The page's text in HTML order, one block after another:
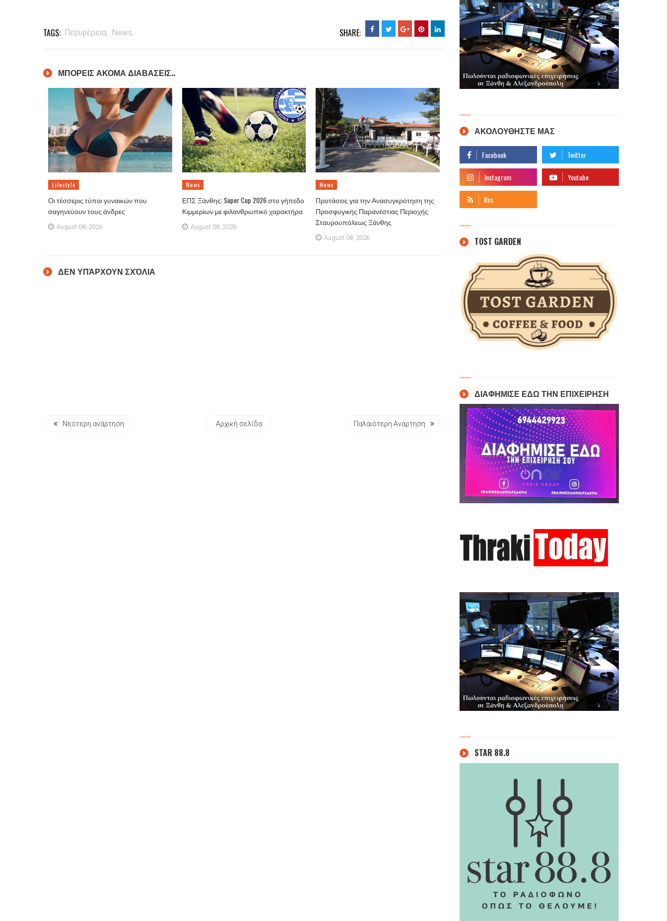
TAGS: Περιφέρεια, News, SHARE:
ΜΠΟΡΕΙΣ ΑΚΟΜΑ ΔΙΑΒΑΣΕΙΣ..
Lifestyle
Οι τέσσερις τύποι γυναικών που
σαγηνεύουν τους άνδρες
August 08, 2026
News
ΕΠΣ Ξάνθης: Super Cup 2026 στο γήπεδο
Κιμμερίων με φιλανθρωπικό χαρακτήρα
August 08, 2026
News
Προτάσεις για την Ανασυγκρότηση της
Προσφυγικής Παρανέστιας Περιοχής
Σταυρουπόλεως Ξάνθης
August 08, 2026
ΔΕΝ ΥΠΆΡΧΟΥΝ ΣΧΌΛΙΑ
Νεότερη ανάρτηση Αρχική σελίδα Παλαιότερη Ανάρτηση
ΑΚΟΛΟΥΘΗΣΤΕ ΜΑΣ
TOST GARDEN
ΔΙΑΦΗΜΙΣΕ ΕΔΩ ΤΗΝ ΕΠΙΧΕΙΡΗΣΗ
STAR 88.8